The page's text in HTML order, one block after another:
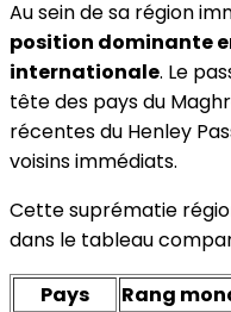
Au sein de sa région
position dominante
internationale. Le
tête des pays du
récentes du Henley
voisins immédiats.
Cette suprématie
dans le tableau
Pays
Rang